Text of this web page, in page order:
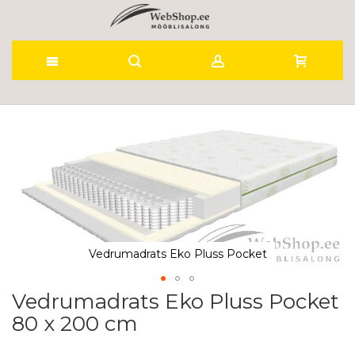
of
Vedrumadrats Eko Pluss Pocket
Skip
to
the
Vedrumadrats Eko Pluss Pocket
80 x 200 cm